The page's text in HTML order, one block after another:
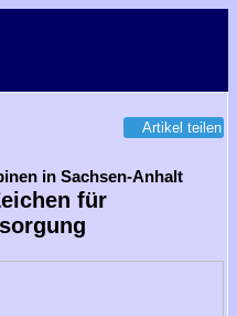
Artikel teilen
in Sachsen-Anhalt
für